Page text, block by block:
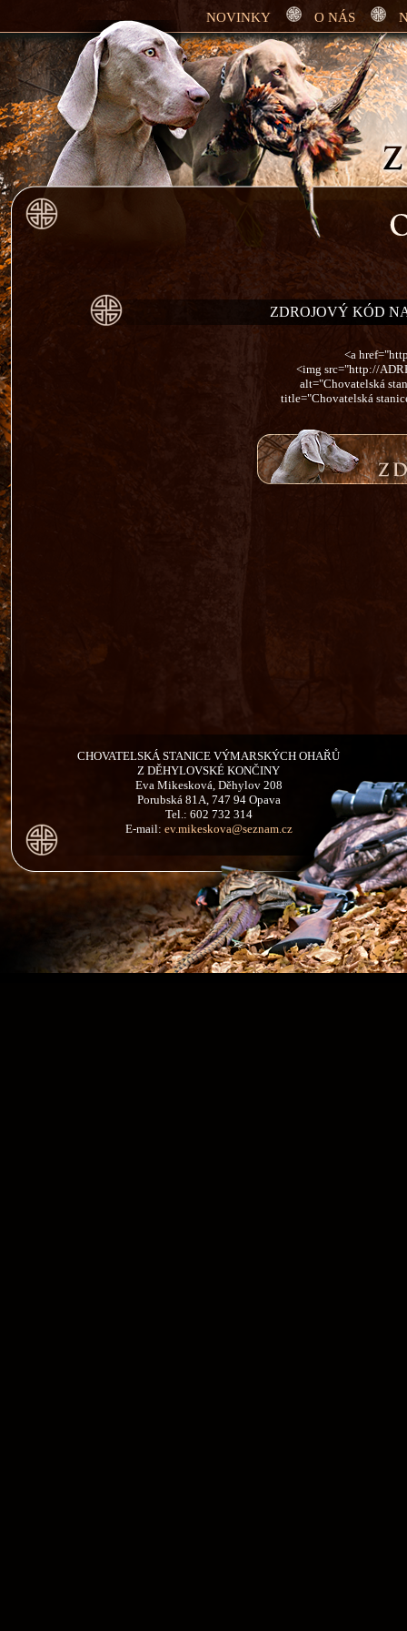
NOVINKY O NÁS
ZDROJOVÝ KÓD
<a
<img src="http://
alt="Chovatelská
title="Chovatelská
CHOVATELSKÁ STANICE VÝMARSKÝCH OHAŘŮ
Z DĚHYLOVSKÉ KONČINY
Eva Mikesková, Děhylov 208
Porubská 81A, 747 94 Opava
Tel.: 602 732 314
E-mail: ev.mikeskova@seznam.cz